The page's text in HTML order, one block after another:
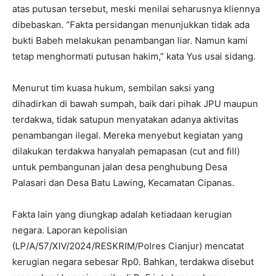
atas putusan tersebut, meski menilai seharusnya kliennya
dibebaskan. “Fakta persidangan menunjukkan tidak ada
bukti Babeh melakukan penambangan liar. Namun kami
tetap menghormati putusan hakim,” kata Yus usai sidang.
Menurut tim kuasa hukum, sembilan saksi yang
dihadirkan di bawah sumpah, baik dari pihak JPU maupun
terdakwa, tidak satupun menyatakan adanya aktivitas
penambangan ilegal. Mereka menyebut kegiatan yang
dilakukan terdakwa hanyalah pemapasan (cut and fill)
untuk pembangunan jalan desa penghubung Desa
Palasari dan Desa Batu Lawing, Kecamatan Cipanas.
Fakta lain yang diungkap adalah ketiadaan kerugian
negara. Laporan kepolisian
(LP/A/57/XIV/2024/RESKRIM/Polres Cianjur) mencatat
kerugian negara sebesar Rp0. Bahkan, terdakwa disebut